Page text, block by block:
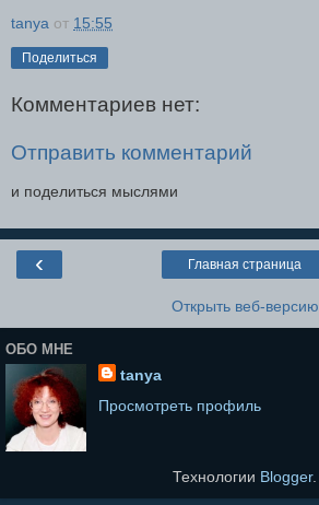
tanya от 15:55
Поделиться
Комментариев нет:
Отправить комментарий
и поделиться мыслями
‹ Главная страница
Открыть веб-версию
ОБО МНЕ
tanya
Просмотреть профиль
Технологии Blogger.